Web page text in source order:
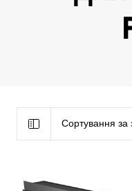
Сортування за